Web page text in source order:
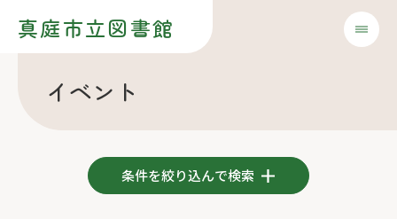
真庭市立図書館
イベント
条件を絞り込んで検索